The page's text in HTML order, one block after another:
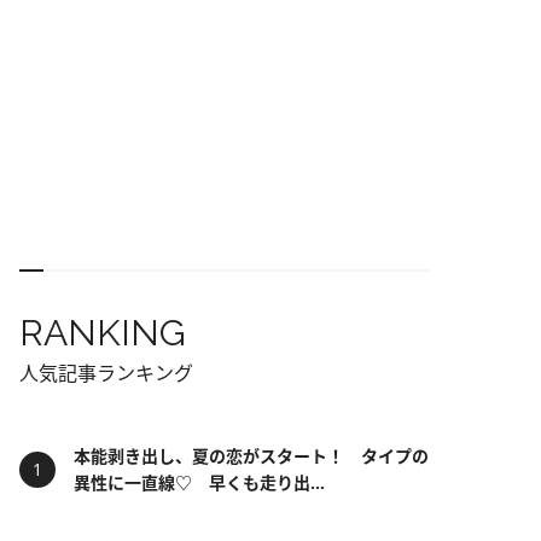
RANKING
人気記事ランキング
本能剥き出し、夏の恋がスタート！ タイプの
異性に一直線♡ 早くも走り出...